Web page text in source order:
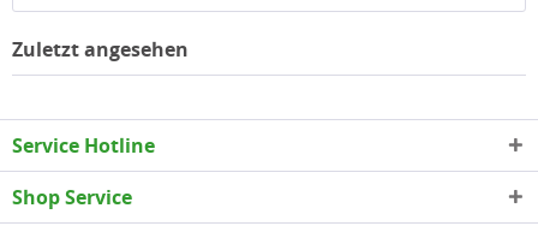
Zuletzt angesehen
Service Hotline
Shop Service